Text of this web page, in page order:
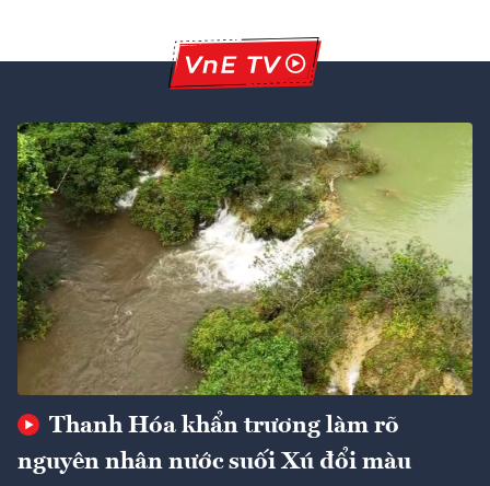
Thanh Hóa khẩn trương làm rõ
nguyên nhân nước suối Xú đổi màu